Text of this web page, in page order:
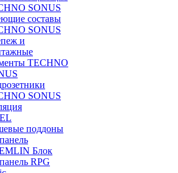
SONUS
составы
SONUS
и
TECHNO
SONUS
поддоны
Блок
RPG